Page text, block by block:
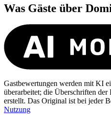
Was Gäste über
Gastbewertungen werden mit KI
überarbeitet; die Überschriften
erstellt. Das Original ist bei jeder
Nutzung